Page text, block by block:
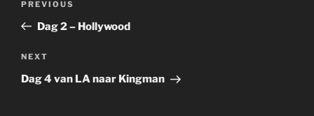
Previous
Post
PREVIOUS
Dag 2 – Hollywood
Next
Post
NEXT
Dag 4 van LA naar Kingman